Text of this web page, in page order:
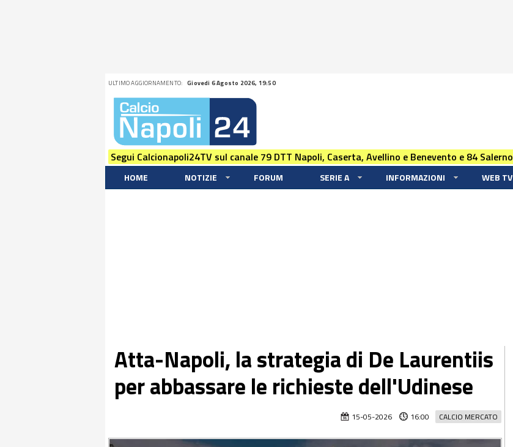
ULTIMO AGGIORNAMENTO: Giovedi 6 Agosto 2026, 19:50
Segui Calcionapoli24TV sul canale 79 DTT Napoli, Caserta, Avellino e Benevento e 84 Salerno
HOME NOTIZIE FORUM SERIE A INFORMAZIONI WEB TV
Atta-Napoli, la strategia di De Laurentiis
per abbassare le richieste dell'Udinese
CALCIO MERCATO
15-05-2026 16:00